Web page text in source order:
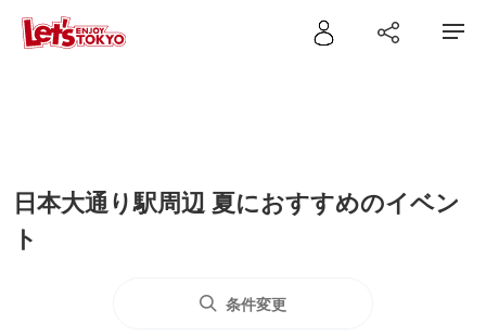
日本大通り駅周辺 夏におすすめのイベン
ト
条件変更